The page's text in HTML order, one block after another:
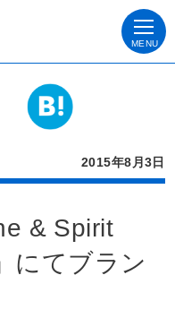
MENU
2015年8月3日
& Spirit
にてブラン